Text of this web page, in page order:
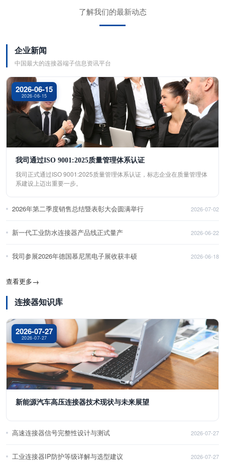
了解我们的最新动态
企业新闻
中国最大的连接器端子信息资讯平台
2026-06-15
2026-06-15
我司通过ISO 9001:2025质量管理体系认证
我司正式通过ISO 9001:2025质量管理体系认证，标志企业在质量管理体
系建设上迈出重要一步。
2026年第二季度销售总结暨表彰大会圆满举行 2026-07-02
新一代工业防水连接器产品线正式量产 2026-06-22
我司参展2026年德国慕尼黑电子展收获丰硕 2026-06-18
查看更多→
连接器知识库
2026-07-27
2026-07-27
新能源汽车高压连接器技术现状与未来展望
高速连接器信号完整性设计与测试 2026-07-27
工业连接器IP防护等级详解与选型建议 2026-07-27